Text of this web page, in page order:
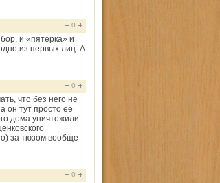
0
и «пятерка» и
из первых лиц. А
0
что без него не
он тут просто её
дома уничтожили
за тюзом вообще
0